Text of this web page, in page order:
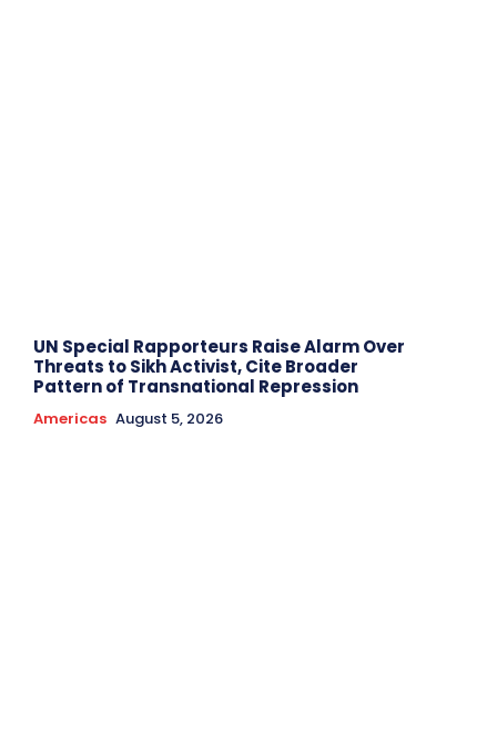
UN Special Rapporteurs Raise Alarm Over
Threats to Sikh Activist, Cite Broader
Pattern of Transnational Repression
Americas August 5, 2026